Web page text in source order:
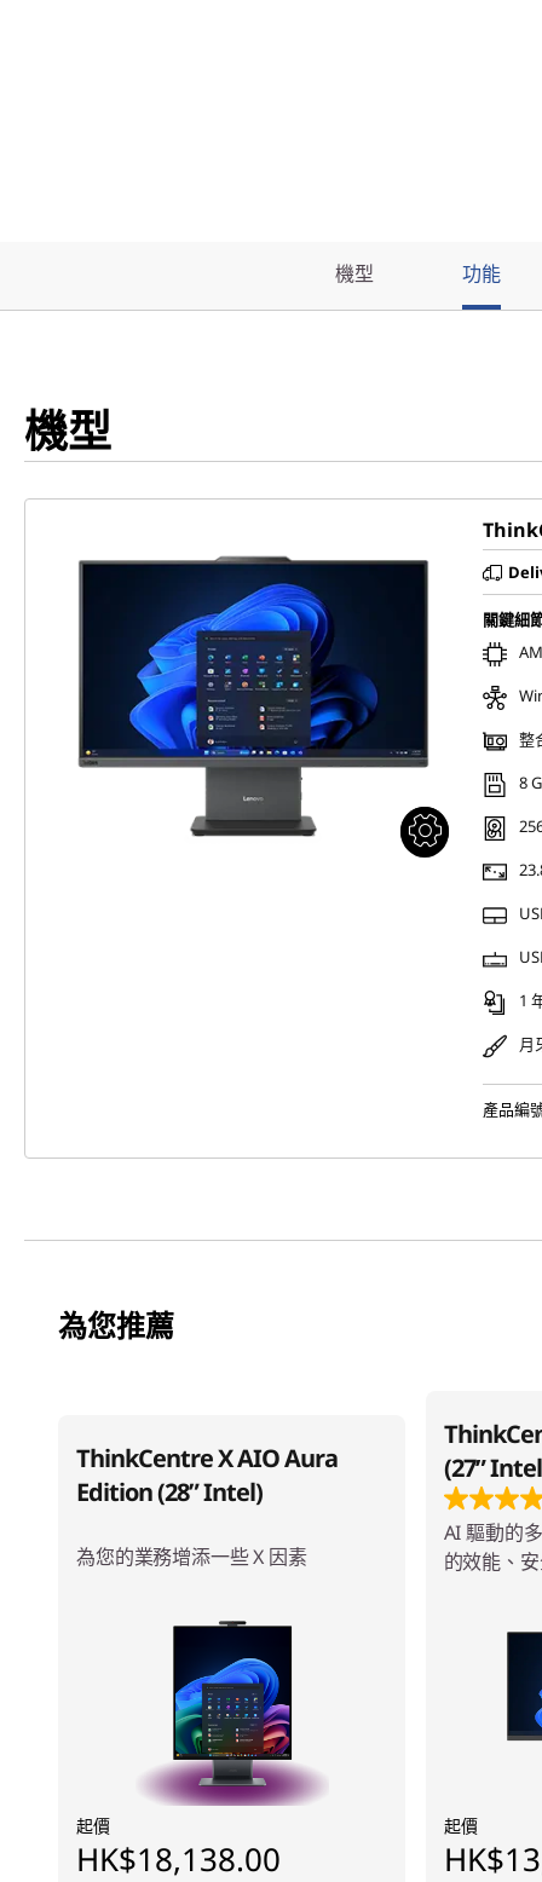
機型 功能
機型
關鍵細
整
8
1
月
產品編
為您推薦
ThinkCentre X AIO Aura
Edition (28” Intel)
為您的業務增添一些 X 因素
起價
HK$18,138.00
(27ʺ
AI 驅動的
的效能、
起價